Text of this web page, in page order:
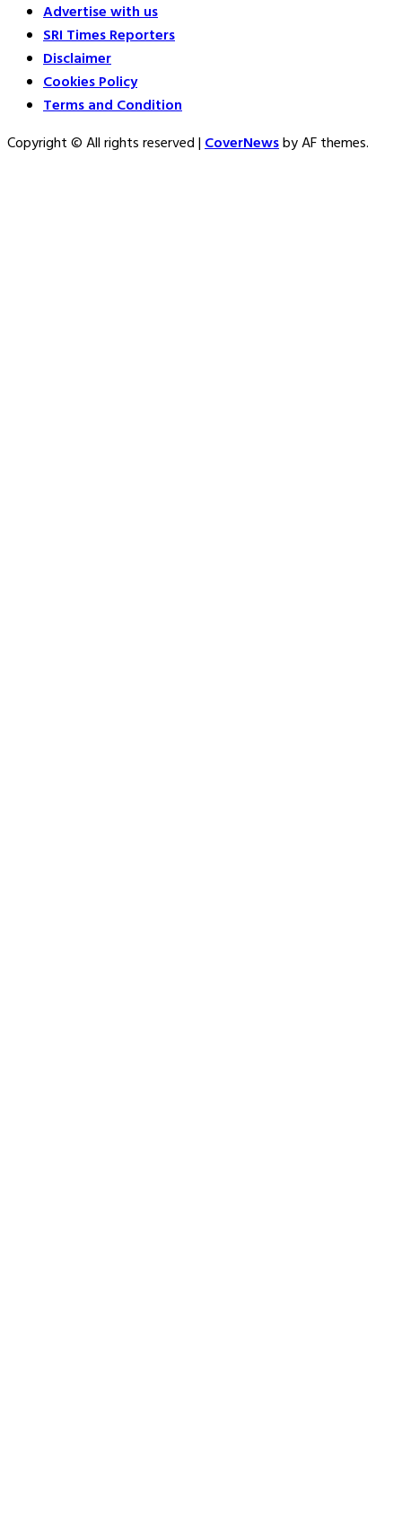
Advertise with us
SRI Times Reporters
Disclaimer
Cookies Policy
Terms and Condition
Copyright © All rights reserved|CoverNewsby AF themes.